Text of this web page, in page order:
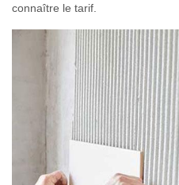
connaître le tarif.